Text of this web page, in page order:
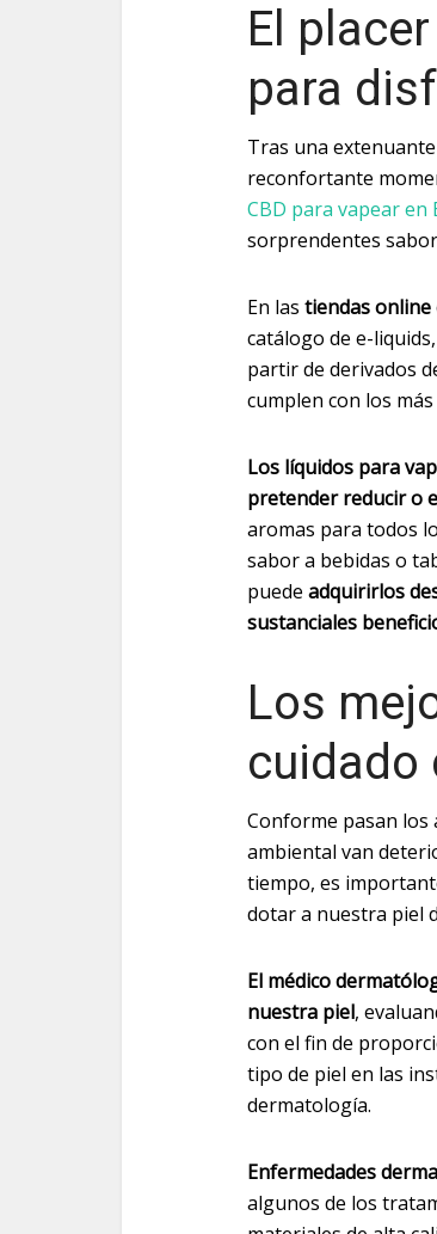
El
para
Tras una
reconfortante
CBD para vapear en
sorprendentes
En las tiendas online
catálogo de e-
partir de derivados
cumplen con los
Los líquidos para
pretender reducir o
aromas para todos
sabor a bebidas o
puede adquirirlos
sustanciales
Los
cuidado
Conforme pasan los
ambiental van
tiempo, es
dotar a nuestra piel
El médico
nuestra piel,
con el fin de
tipo de piel en las
dermatología.
Enfermedades
algunos de los